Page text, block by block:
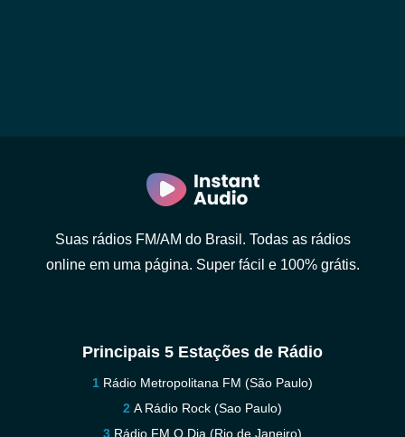
Suas rádios FM/AM do Brasil. Todas as rádios
online em uma página. Super fácil e 100% grátis.
Principais 5 Estações de Rádio
Rádio Metropolitana FM (São Paulo)
A Rádio Rock (Sao Paulo)
Rádio FM O Dia (Rio de Janeiro)